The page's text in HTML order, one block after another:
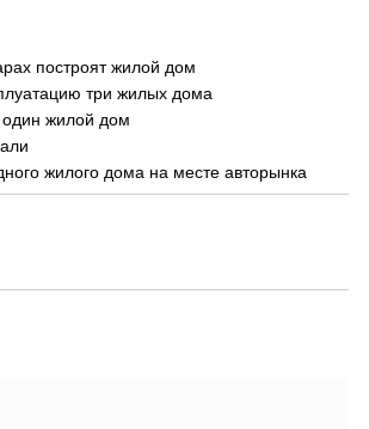
построят жилой дом
три жилых дома
жилой дом
жилого дома на месте авторынка